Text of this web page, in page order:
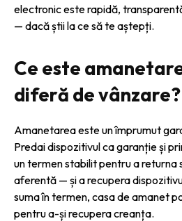
electronic este rapidă,
— dacă știi la ce să te aștepți.
Ce este
diferă de vânzare?
Amanetarea este un împrumut
Predai dispozitivul ca garanție și
un termen stabilit pentru a returna
aferentă — și a recupera
suma în termen, casa de amanet
pentru a-și recupera creanța.